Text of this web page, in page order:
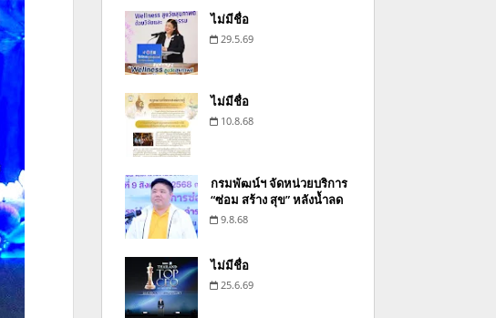
ไม่มีชื่อ
29.5.69
ไม่มีชื่อ
10.8.68
กรมพัฒน์ฯ จัดหน่วยบริการ
“ซ่อม สร้าง สุข” หลังน้ำลด
9.8.68
ไม่มีชื่อ
25.6.69